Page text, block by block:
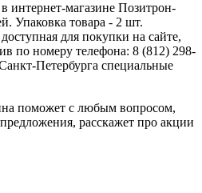
интернет-магазине Позитрон-
Упаковка товара - 2 шт.
для покупки на сайте,
по номеру телефона: 8 (812) 298-
Петербурга специальные
поможет с любым вопросом,
расскажет про акции